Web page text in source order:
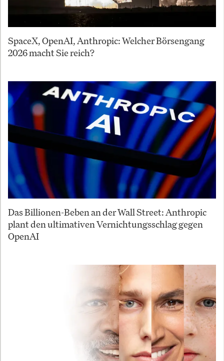
SpaceX, OpenAI, Anthropic: Welcher Börsengang
2026 macht Sie reich?
Das Billionen-Beben an der Wall Street: Anthropic
plant den ultimativen Vernichtungsschlag gegen
OpenAI